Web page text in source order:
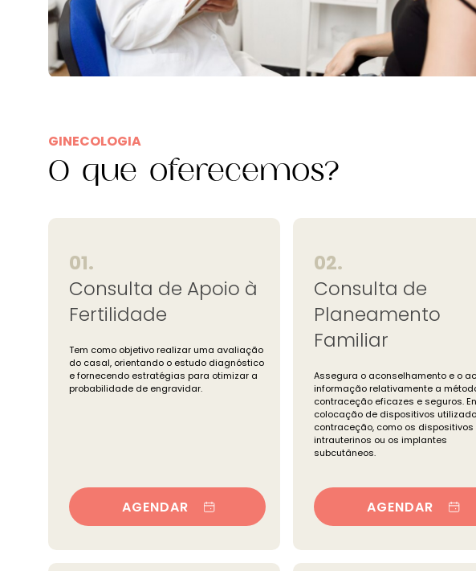
GINECOLOGIA
O que oferecemos?
01.
Consulta de Apoio à
Fertilidade
Tem como objetivo realizar uma avaliação
do casal, orientando o estudo diagnóstico
e fornecendo estratégias para otimizar a
probabilidade de engravidar.
AGENDAR
02.
Consulta de
Planeamento
Familiar
Assegura o aconselhamento e o
informação relativamente a
contraceção eficazes e seguros.
colocação de dispositivos
contraceção, como os dispositivos
intrauterinos ou os implantes
subcutâneos.
AGENDAR